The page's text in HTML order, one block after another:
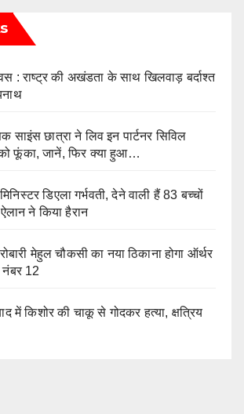
: राष्ट्र की अखंडता के साथ खिलवाड़ बर्दाश्त
साइंस छात्रा ने लिव इन पार्टनर सिविल
को फूंका, जानें, फिर क्या हुआ…
डिएला गर्भवती, देने वाली हैं 83 बच्चों
ने किया हैरान
मेहुल चौकसी का नया ठिकाना होगा ऑर्थर
12
में किशोर की चाकू से गोदकर हत्या, क्षत्रिय